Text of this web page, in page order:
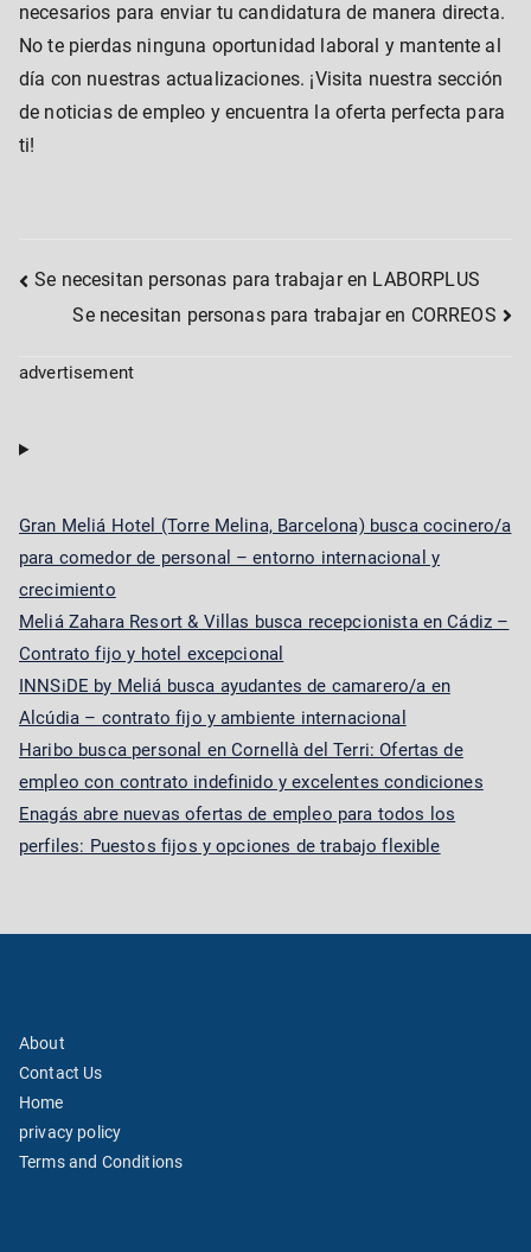
necesarios para enviar tu candidatura de manera directa.
No te pierdas ninguna oportunidad laboral y mantente al
día con nuestras actualizaciones. ¡Visita nuestra sección
de noticias de empleo y encuentra la oferta perfecta para
ti!
Post
Se necesitan personas para trabajar en LABORPLUS
Se necesitan personas para trabajar en CORREOS
advertisement
Gran Meliá Hotel (Torre Melina, Barcelona) busca cocinero/a
para comedor de personal – entorno internacional y
crecimiento
Meliá Zahara Resort & Villas busca recepcionista en Cádiz –
Contrato fijo y hotel excepcional
INNSiDE by Meliá busca ayudantes de camarero/a en
Alcúdia – contrato fijo y ambiente internacional
Haribo busca personal en Cornellà del Terri: Ofertas de
empleo con contrato indefinido y excelentes condiciones
Enagás abre nuevas ofertas de empleo para todos los
perfiles: Puestos fijos y opciones de trabajo flexible
About
Contact Us
Home
privacy policy
Terms and Conditions